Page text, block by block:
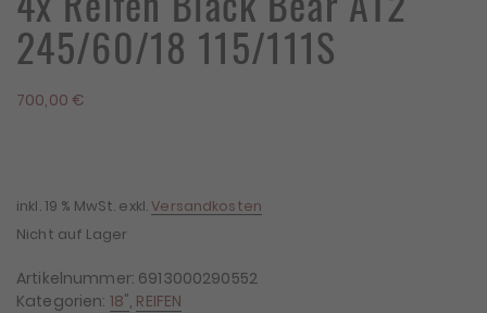
245/60/18 115/111S
700,00 €
inkl. 19 % MwSt. exkl.Versandkosten
Nicht auf Lager
Artikelnummer: 6913000290552
Kategorien: 18", REIFEN